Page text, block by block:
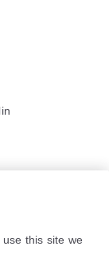
this site we